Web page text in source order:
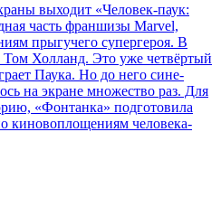
выходит «Человек-паук:
часть франшизы Marvel,
прыгучего супергероя. В
Холланд. Это уже четвёртый
Паука. Но до него сине-
на экране множество раз. Для
«Фонтанка» подготовила
киновоплощениям человека-